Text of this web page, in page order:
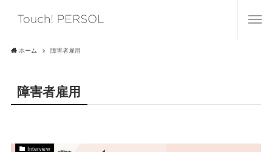
ホーム 障害者雇用
障害者雇用
Interview